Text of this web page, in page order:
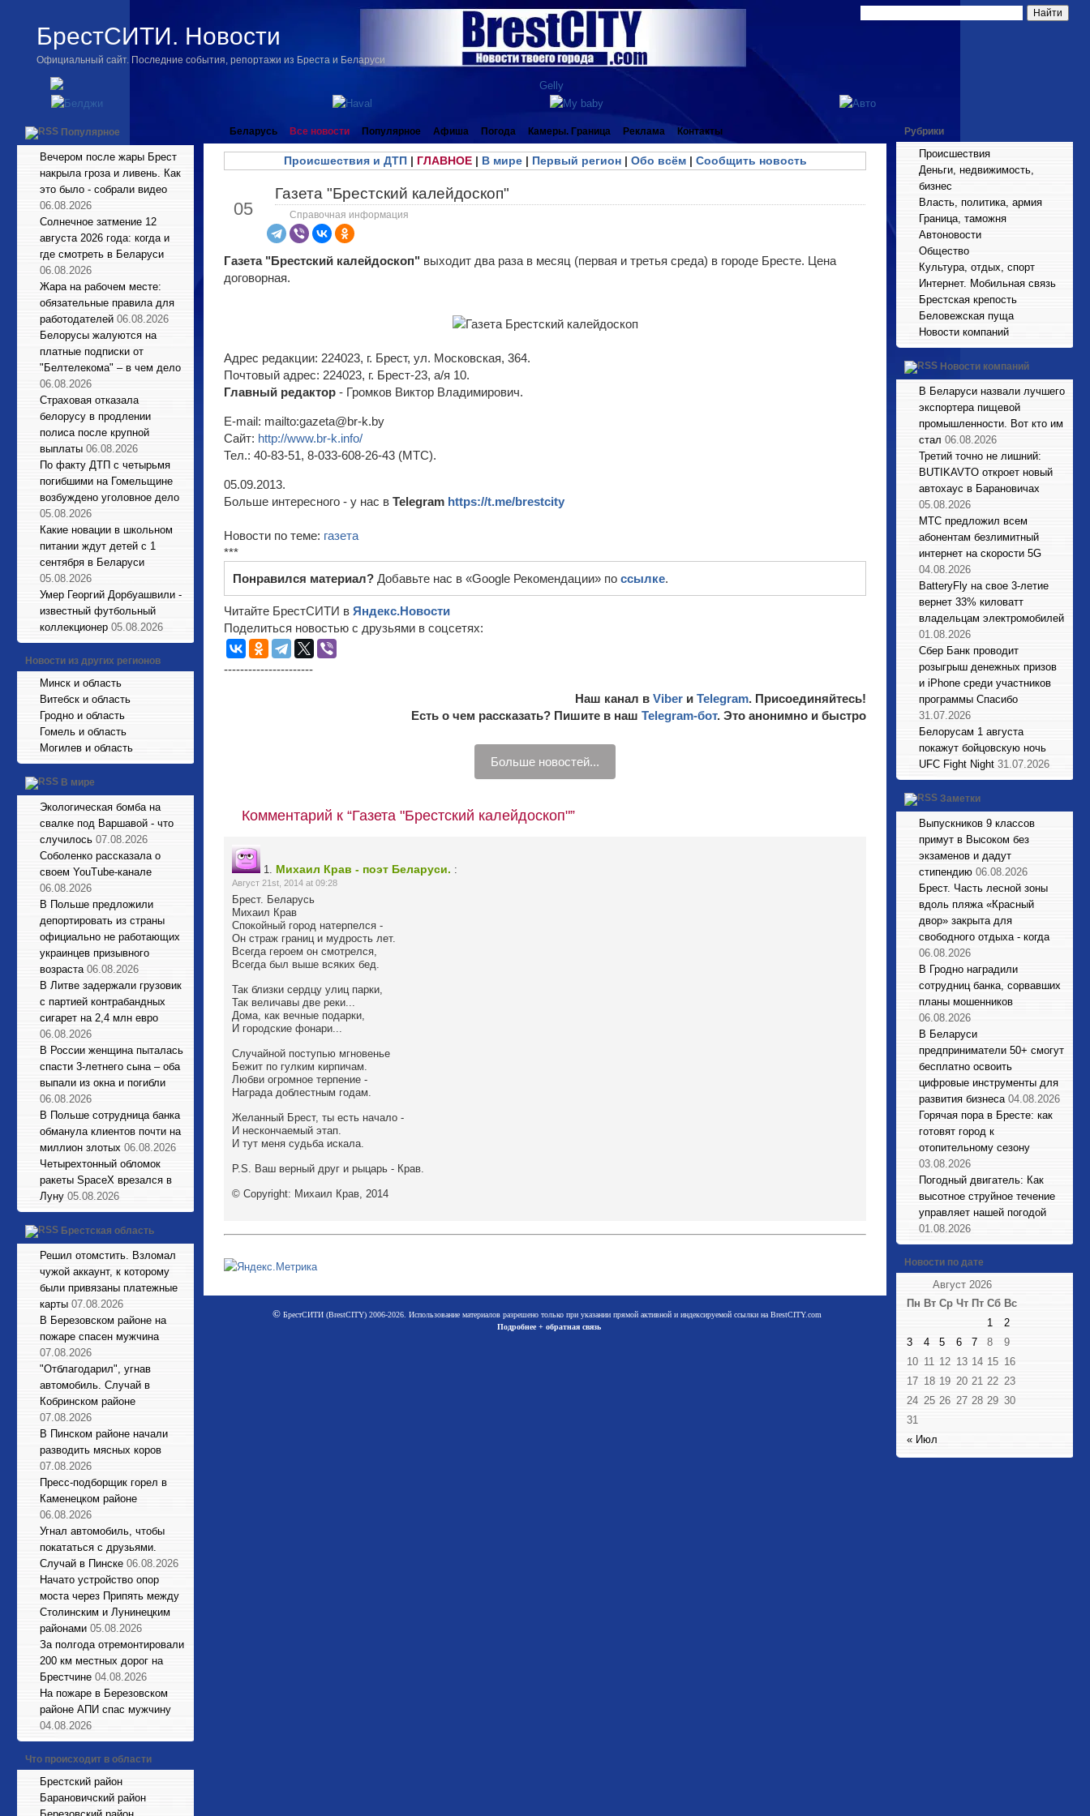
БрестСИТИ. Новости
Официальный сайт. Последние события, репортажи из Бреста и Беларуси
Популярное
Вечером после жары Брест
накрыла гроза и ливень. Как
это было - собрали видео
06.08.2026
Солнечное затмение 12
августа 2026 года: когда и
где смотреть в Беларуси
06.08.2026
Жара на рабочем месте:
обязательные правила для
работодателей 06.08.2026
Белорусы жалуются на
платные подписки от
"Белтелекома" – в чем дело
06.08.2026
Страховая отказала
белорусу в продлении
полиса после крупной
выплаты 06.08.2026
По факту ДТП с четырьмя
погибшими на Гомельщине
возбуждено уголовное дело
05.08.2026
Какие новации в школьном
питании ждут детей с 1
сентября в Беларуси
05.08.2026
Умер Георгий Дорбуашвили -
известный футбольный
коллекционер 05.08.2026
Новости из других регионов
Минск и область
Витебск и область
Гродно и область
Гомель и область
Могилев и область
В мире
Экологическая бомба на
свалке под Варшавой - что
случилось 07.08.2026
Соболенко рассказала о
своем YouTube-канале
06.08.2026
В Польше предложили
депортировать из страны
официально не работающих
украинцев призывного
возраста 06.08.2026
В Литве задержали грузовик
с партией контрабандных
сигарет на 2,4 млн евро
06.08.2026
В России женщина пыталась
спасти 3-летнего сына – оба
выпали из окна и погибли
06.08.2026
В Польше сотрудница банка
обманула клиентов почти на
миллион злотых 06.08.2026
Четырехтонный обломок
ракеты SpaceX врезался в
Луну 05.08.2026
Брестская область
Решил отомстить. Взломал
чужой аккаунт, к которому
были привязаны платежные
карты 07.08.2026
В Березовском районе на
пожаре спасен мужчина
07.08.2026
"Отблагодарил", угнав
автомобиль. Случай в
Кобринском районе
07.08.2026
В Пинском районе начали
разводить мясных коров
07.08.2026
Пресс-подборщик горел в
Каменецком районе
06.08.2026
Угнал автомобиль, чтобы
покататься с друзьями.
Случай в Пинске 06.08.2026
Начато устройство опор
моста через Припять между
Столинским и Лунинецким
районами 05.08.2026
За полгода отремонтировали
200 км местных дорог на
Брестчине 04.08.2026
На пожаре в Березовском
районе АПИ спас мужчину
04.08.2026
Что происходит в области
Брестский район
Барановичский район
Беларусь Все новости Популярное Афиша Погода Камеры. Граница Реклама Контакты
Происшествия и ДТП| ГЛАВНОЕ| В мире| Первый регион| Обо всём| Сообщить новость
05
Газета "Брестский калейдоскоп"
Справочная информация
Газета "Брестский калейдоскоп" выходит два раза в месяц (первая и третья среда) в городе Бресте. Цена
договорная.
Адрес редакции: 224023, г. Брест, ул. Московская, 364.
Почтовый адрес: 224023, г. Брест-23, а/я 10.
Главный редактор - Громков Виктор Владимирович.
E-mail: mailto:gazeta@br-k.by
Сайт: http://www.br-k.info/
Тел.: 40-83-51, 8-033-608-26-43 (МТС).
05.09.2013.
Больше интересного - у нас в Telegram https://t.me/brestcity
Новости по теме: газета
***
Понравился материал? Добавьте нас в «Google Рекомендации» по ссылке.
Читайте БрестСИТИ в Яндекс.Новости
Поделиться новостью с друзьями в соцсетях:
----------------------
Наш канал в Viber и Telegram. Присоединяйтесь!
Есть о чем рассказать? Пишите в наш Telegram-бот. Это анонимно и быстро
Больше новостей...
Комментарий к “Газета "Брестский калейдоскоп"”
1. Михаил Крав - поэт Беларуси. :
Август 21st, 2014 at 09:28
Брест. Беларусь
Михаил Крав
Спокойный город натерпелся -
Он страж границ и мудрость лет.
Всегда героем он смотрелся,
Всегда был выше всяких бед.
Так близки сердцу улиц парки,
Так величавы две реки...
Дома, как вечные подарки,
И городские фонари...
Случайной поступью мгновенье
Бежит по гулким кирпичам.
Любви огромное терпение -
Награда доблестным годам.
Желанный Брест, ты есть начало -
И нескончаемый этап.
И тут меня судьба искала.
P.S. Ваш верный друг и рыцарь - Крав.
© Copyright: Михаил Крав, 2014
©БрестСИТИ (BrestCITY) 2006-2026. Использование материалов разрешено только при указании прямой активной и индексируемой ссылки на BrestCITY.com
Подробнее + обратная связь
Рубрики
Происшествия
Деньги, недвижимость,
бизнес
Власть, политика, армия
Граница, таможня
Автоновости
Общество
Культура, отдых, спорт
Интернет. Мобильная связь
Брестская крепость
Беловежская пуща
Новости компаний
Новости компаний
В Беларуси назвали лучшего
экспортера пищевой
промышленности. Вот кто им
стал 06.08.2026
Третий точно не лишний:
BUTIKAVTO откроет новый
автохаус в Барановичах
05.08.2026
МТС предложил всем
абонентам безлимитный
интернет на скорости 5G
04.08.2026
BatteryFly на свое 3-летие
вернет 33% киловатт
владельцам электромобилей
01.08.2026
Сбер Банк проводит
розыгрыш денежных призов
и iPhone среди участников
программы Спасибо
31.07.2026
Белорусам 1 августа
покажут бойцовскую ночь
UFC Fight Night 31.07.2026
Заметки
Выпускников 9 классов
примут в Высоком без
экзаменов и дадут
стипендию 06.08.2026
Брест. Часть лесной зоны
вдоль пляжа «Красный
двор» закрыта для
свободного отдыха - когда
06.08.2026
В Гродно наградили
сотрудниц банка, сорвавших
планы мошенников
06.08.2026
В Беларуси
предприниматели 50+ смогут
бесплатно освоить
цифровые инструменты для
развития бизнеса 04.08.2026
Горячая пора в Бресте: как
готовят город к
отопительному сезону
03.08.2026
Погодный двигатель: Как
высотное струйное течение
управляет нашей погодой
01.08.2026
Новости по дате
Август 2026
Пн Вт Ср Чт Пт Сб Вс
« Июл
1
2
3
4 5 6 7 8
9
10 11 12 13 14 15 16
17 18 19 20 21 22 23
24 25 26 27 28 29 30
31